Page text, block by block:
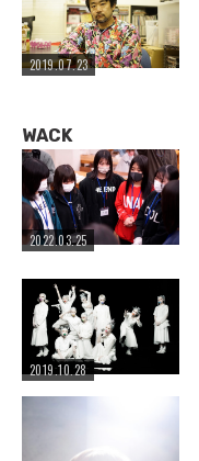
2019.07.23
WACK
2022.03.25
2019.10.28